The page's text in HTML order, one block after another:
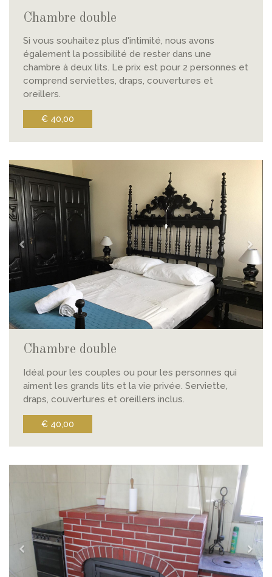
Chambre double
Si vous souhaitez plus d'intimité, nous avons
également la possibilité de rester dans une
chambre à deux lits. Le prix est pour 2 personnes et
comprend serviettes, draps, couvertures et
oreillers.
€ 40,00
Chambre double
Idéal pour les couples ou pour les personnes qui
aiment les grands lits et la vie privée. Serviette,
draps, couvertures et oreillers inclus.
€ 40,00